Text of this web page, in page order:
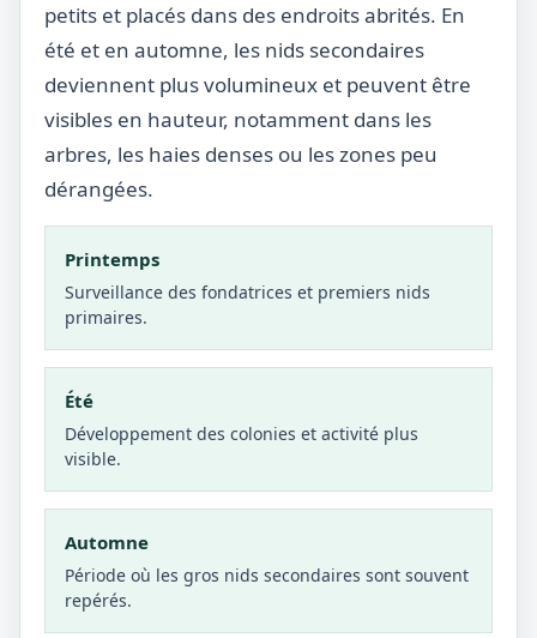
petits et placés dans des endroits abrités. En
été et en automne, les nids secondaires
deviennent plus volumineux et peuvent être
visibles en hauteur, notamment dans les
arbres, les haies denses ou les zones peu
dérangées.
Printemps
Surveillance des fondatrices et premiers nids
primaires.
Été
Développement des colonies et activité plus
visible.
Automne
Période où les gros nids secondaires sont souvent
repérés.